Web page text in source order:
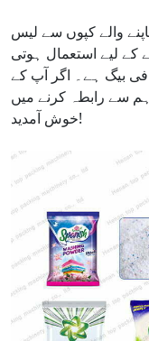
والے کپوں سے لیس
کے لیے استعمال ہوتی
کا حجم 0-600 گرام فی بیگ ہے۔ اگر آپ کے
سے رابطہ کرنے میں
خوش آمدید!